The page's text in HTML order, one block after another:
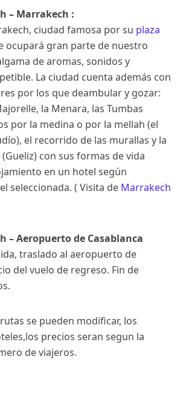
– Marrakech :
ciudad famosa por su plaza
ocupará gran parte de nuestro
de aromas, sonidos y
La ciudad cuenta además con
por los que deambular y gozar:
la Menara, las Tumbas
por la medina o por la mellah (el
el recorrido de las murallas y la
con sus formas de vida
en un hotel según
seleccionada. ( Visita de Marrakech
– Aeropuerto de Casablanca
traslado al aeropuerto de
del vuelo de regreso. Fin de
rutas se pueden modificar, los
precios seran segun la
de viajeros.